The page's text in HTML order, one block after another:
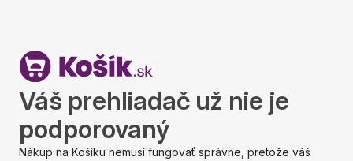
Váš prehliadač už nie je
podporovaný
Nákup na Košíku nemusí fungovať správne, pretože váš